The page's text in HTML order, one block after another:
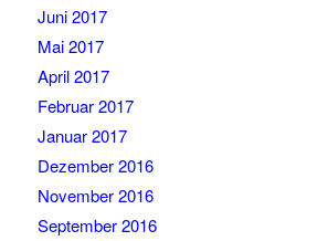
Juni 2017
Mai 2017
April 2017
Februar 2017
Januar 2017
Dezember 2016
November 2016
September 2016